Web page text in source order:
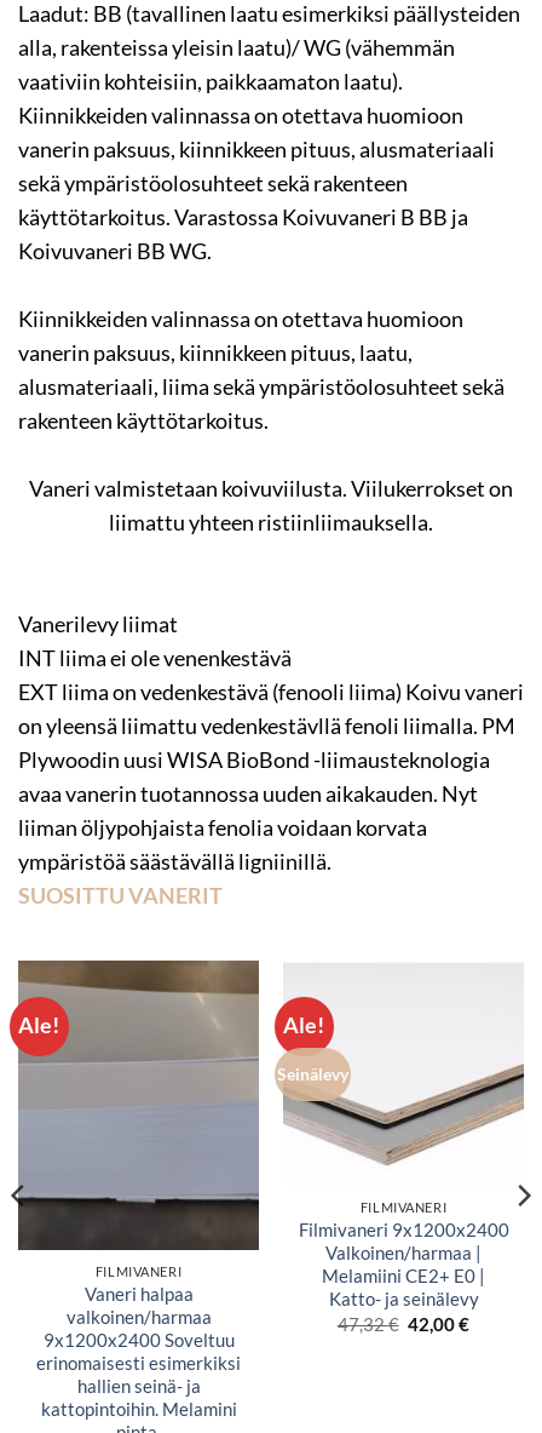
Laadut: BB (tavallinen laatu esimerkiksi päällysteiden
alla, rakenteissa yleisin laatu)/ WG (vähemmän
vaativiin kohteisiin, paikkaamaton laatu).
Kiinnikkeiden valinnassa on otettava huomioon
vanerin paksuus, kiinnikkeen pituus, alusmateriaali
sekä ympäristöolosuhteet sekä rakenteen
käyttötarkoitus. Varastossa Koivuvaneri B BB ja
Koivuvaneri BB WG.
Kiinnikkeiden valinnassa on otettava huomioon
vanerin paksuus, kiinnikkeen pituus, laatu,
alusmateriaali, liima sekä ympäristöolosuhteet sekä
rakenteen käyttötarkoitus.
Vaneri valmistetaan koivuviilusta. Viilukerrokset on
liimattu yhteen ristiinliimauksella.
Vanerilevy liimat
INT liima ei ole venenkestävä
EXT liima on vedenkestävä (fenooli liima) Koivu vaneri
on yleensä liimattu vedenkestävllä fenoli liimalla. PM
Plywoodin uusi WISA BioBond -liimausteknologia
avaa vanerin tuotannossa uuden aikakauden. Nyt
liiman öljypohjaista fenolia voidaan korvata
ympäristöä säästävällä ligniinillä.
SUOSITTU VANERIT
Ale!
FILMIVANERI
Vaneri halpaa
valkoinen/harmaa
9x1200x2400 Soveltuu
erinomaisesti esimerkiksi
hallien seinä- ja
kattopintoihin. Melamini
Ale!
Seinälevy
FILMIVANERI
Filmivaneri 9x1200x2400
Valkoinen/harmaa |
Melamiini CE2+ E0 |
Katto- ja seinälevy
47,32€ Alkuperäinen
hinta
42,00€